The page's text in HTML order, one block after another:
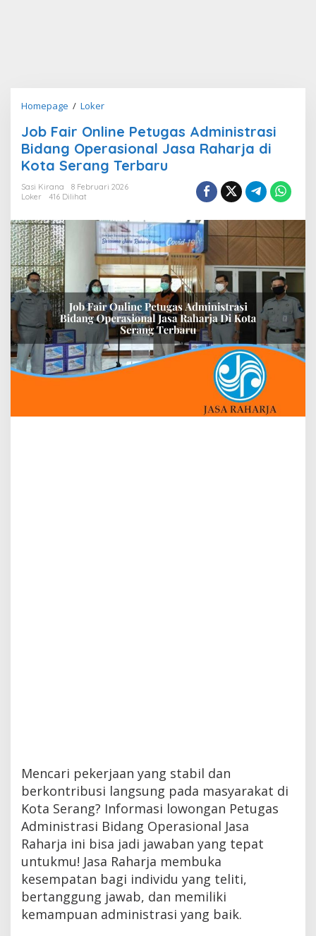
Homepage / LokerJob
Online
Petugas
Administrasi
Bidang
Operasional
Raharja
di
Kota
Serang
Terbaru
Job Fair Online Petugas Administrasi
Bidang Operasional Jasa Raharja di
Kota Serang Terbaru
Sasi Kirana
8 Februari 2026
Loker
416 Dilihat
Mencari pekerjaan yang stabil dan
berkontribusi langsung pada masyarakat di
Kota Serang? Informasi lowongan Petugas
Administrasi Bidang Operasional Jasa
Raharja ini bisa jadi jawaban yang tepat
untukmu! Jasa Raharja membuka
kesempatan bagi individu yang teliti,
bertanggung jawab, dan memiliki
kemampuan administrasi yang baik.